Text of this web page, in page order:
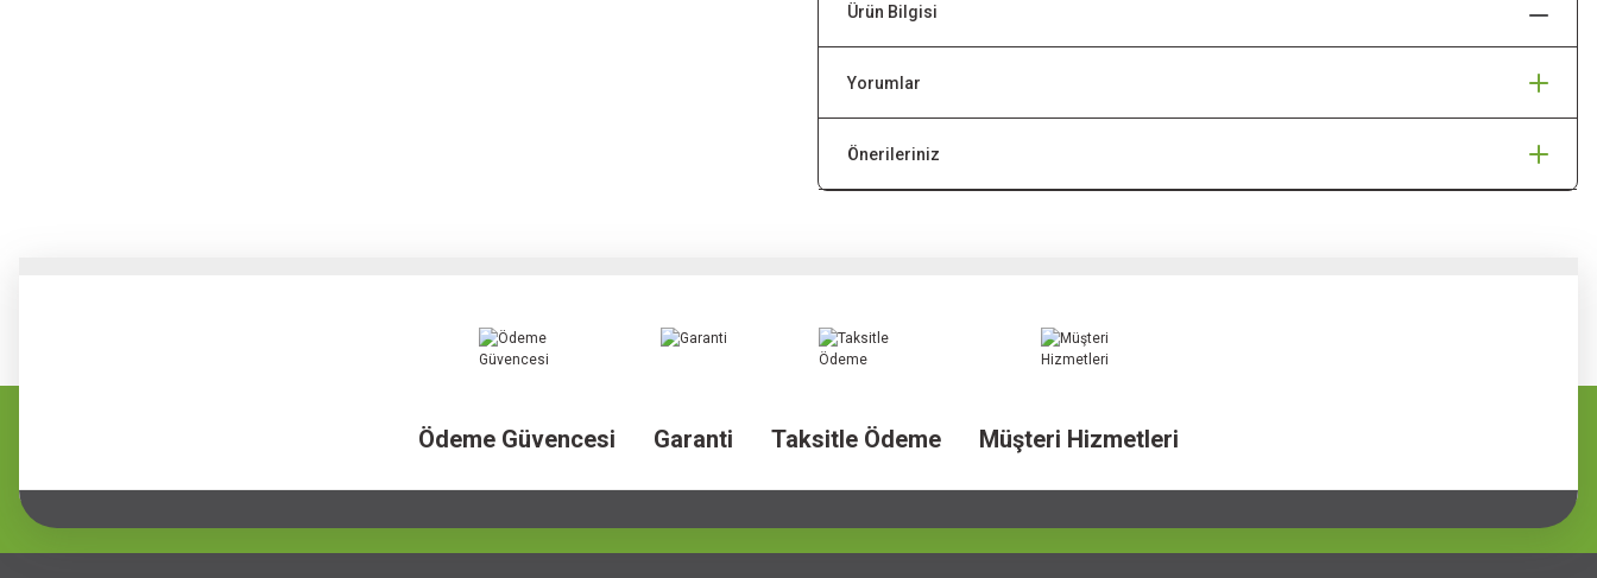
Ürün Bilgisi
Yorumlar
Önerileriniz
Ödeme Güvencesi Garanti Taksitle Ödeme Müşteri Hizmetleri